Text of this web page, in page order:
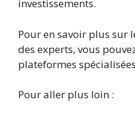
investissements.
Pour en savoir plus sur
des experts, vous
plateformes spécialisées
Pour aller plus loin :